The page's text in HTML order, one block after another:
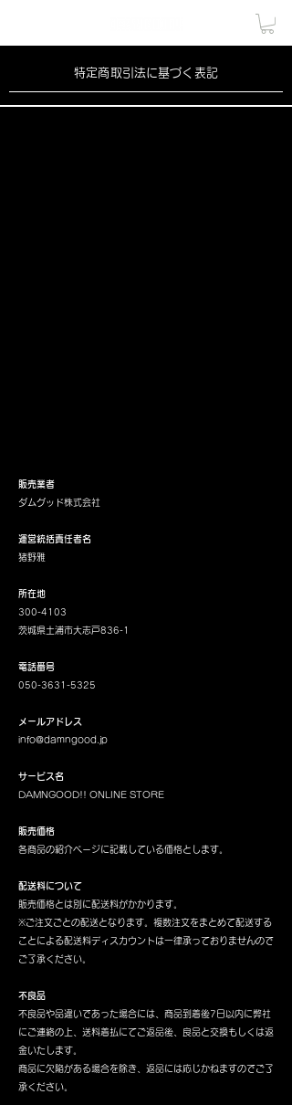
特定商取引法に基づく表記
販売業者
ダムグッド株式会社
運営統括責任者名
猪野雅
所在地
300-4103
茨城県土浦市大志戸836-1
電話番号
050-3631-5325
メールアドレス
info@damngood.jp
サービス名
DAMNGOOD!! ONLINE STORE
販売価格
各商品の紹介ページに記載している価格とします。
配送料について
販売価格とは別に配送料がかかります。
※ご注文ごとの配送となります。複数注文をまとめて配送する
ことによる配送料ディスカウントは一律承っておりませんので
ご了承ください。
不良品
不良品や品違いであった場合には、商品到着後7日以内に弊社
にご連絡の上、送料着払にてご返品後、良品と交換もしくは返
金いたします。
商品に欠陥がある場合を除き、返品には応じかねますのでご了
承ください。